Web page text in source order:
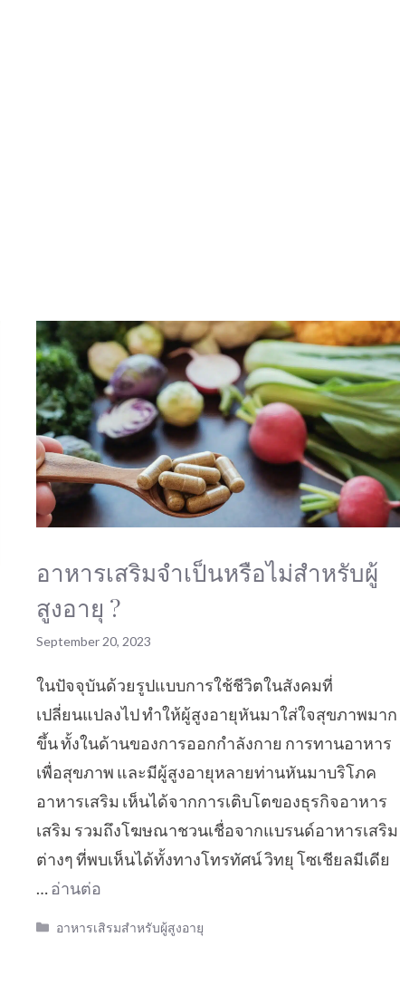
อาหารเสริมจำเป็นหรือไม่สำหรับผู้
สูงอายุ ?
September 20, 2023
ในปัจจุบันด้วยรูปแบบการใช้ชีวิตในสังคมที่
เปลี่ยนแปลงไป ทำให้ผู้สูงอายุหันมาใส่ใจสุขภาพมาก
ขึ้น ทั้งในด้านของการออกกำลังกาย การทานอาหาร
เพื่อสุขภาพ และมีผู้สูงอายุหลายท่านหันมาบริโภค
อาหารเสริม เห็นได้จากการเติบโตของธุรกิจอาหาร
เสริม รวมถึงโฆษณาชวนเชื่อจากแบรนด์อาหารเสริม
ต่างๆ ที่พบเห็นได้ทั้งทางโทรทัศน์ วิทยุ โซเชียลมีเดีย
…อ่านต่อ
Categories
อาหารเสิรมสำหรับผู้สูงอายุ